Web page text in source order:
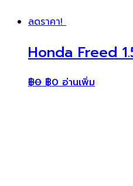
ลดราคา!
Honda Freed
฿0 ฿0 อ่านเพิ่ม